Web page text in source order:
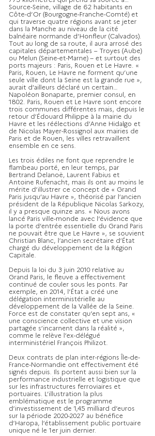
Source-Seine, village de 62 habitants en
Côte-d’Or (Bourgogne-Franche-Comté) et
qui traverse quatre régions avant se jeter
dans la Manche au niveau de la cité
balnéaire normande d’Honfleur (Calvados).
Tout au long de sa route, il aura arrosé des
capitales départementales – Troyes (Aube)
ou Melun (Seine-et-Marne) – et surtout des
ports majeurs : Paris, Rouen et Le Havre. «
Paris, Rouen, Le Havre ne forment qu’une
seule ville dont la Seine est la grande rue »,
aurait d’ailleurs déclaré un certain…
Napoléon Bonaparte, premier consul, en
1802. Paris, Rouen et Le Havre sont encore
trois communes différentes mais, depuis le
retour d’Édouard Philippe à la mairie du
Havre et les réélections d’Anne Hidalgo et
de Nicolas Mayer-Rossignol aux mairies de
Paris et de Rouen, les villes retravaillent
ensemble en ce sens.
Les trois édiles ne font que reprendre le
flambeau porté, en leur temps, par
Bertrand Delanoë, Laurent Fabius et
Antoine Rufenacht, mais ils ont au moins le
mérite d’illustrer ce concept de « Grand
Paris jusqu’au Havre », théorisé par l’ancien
président de la République Nicolas Sarkozy,
il y a presque quinze ans. « Nous avons
lancé Paris ville-monde avec l’évidence que
la porte d’entrée essentielle du Grand Paris
ne pouvait être que Le Havre », se souvient
Christian Blanc, l’ancien secrétaire d’État
chargé du développement de la Région
Capitale.
Depuis la loi du 3 juin 2010 relative au
Grand Paris, le fleuve a effectivement
continué de couler sous les ponts. Par
exemple, en 2014, l’État a créé une
délégation interministérielle au
développement de la Vallée de la Seine.
Force est de constater qu’en sept ans, «
une conscience collective et une vision
partagée s’incarnent dans la réalité »,
comme le relève l’ex-délégué
interministériel François Philizot.
Deux contrats de plan inter-régions Île-de-
France-Normandie ont effectivement été
signés depuis. Ils portent aussi bien sur la
performance industrielle et logistique que
sur les infrastructures ferroviaires et
portuaires. L’illustration la plus
emblématique est le programme
d’investissement de 1,45 milliard d’euros
sur la période 2020-2027 au bénéfice
d’Haropa, l’établissement public portuaire
unique né le 1er juin dernier.